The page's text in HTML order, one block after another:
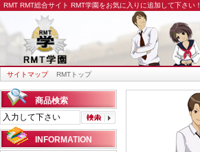
RMT RMT総合サイト RMT学園をお気に入りに追加して下さい！
サイトマップRMTトップ
商品検索
INFORMATION